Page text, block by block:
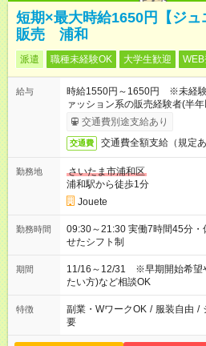
短期×最大時給1650円【ジ
販売 浦和
派遣 職種未経験OK 大学生歓迎
給与
時給1550円～1650円 ※未経
ァッション系の販売経験者(半
で簡単！給料前払いサービスあり
交通費別途支給あり
交通費 交通費全額支給（規定あ
勤務地
さいたま市浦和区
浦和駅から徒歩1分
Jouete
勤務時間
09:30～21:30 実働7時間45分・休憩1時間30分 営業時間に合わ
せたシフト制
期間
11/16～12/31 ※早期開始希望
たい方)など相談OK
特徴 副業・WワークOK / 服装自由 /
要